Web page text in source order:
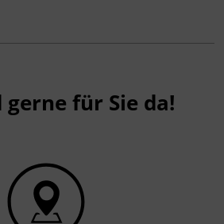
für Sie da!